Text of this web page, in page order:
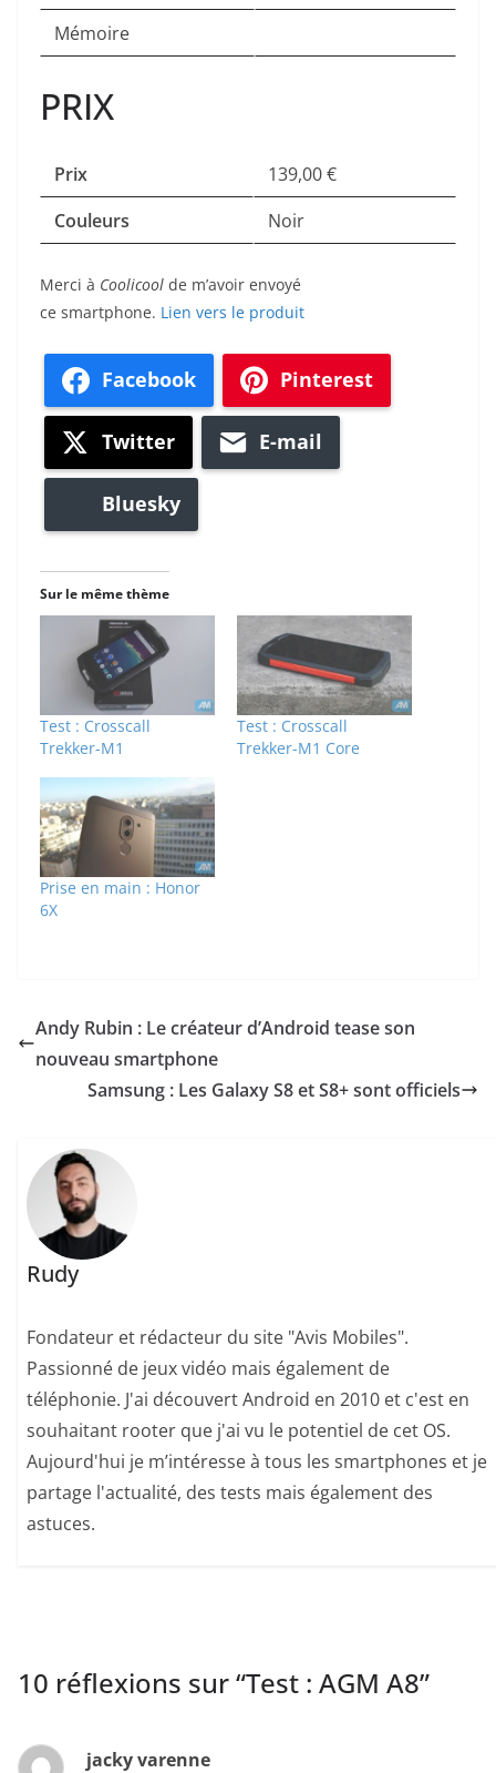
Mémoire
PRIX
Prix
139,00 €
Couleurs
Noir
Merci à Coolicool de m’avoir envoyé
ce smartphone. Lien vers le produit
Facebook Pinterest
Twitter E-mail
Bluesky
Sur le même thème
Test : Crosscall
Trekker-M1
Test : Crosscall
Trekker-M1 Core
Prise en main : Honor
6X
Andy Rubin : Le créateur d’Android tease son
nouveau smartphone
Samsung : Les Galaxy S8 et S8+ sont officiels
Rudy
Fondateur et rédacteur du site "Avis Mobiles".
Passionné de jeux vidéo mais également de
téléphonie. J'ai découvert Android en 2010 et c'est en
souhaitant rooter que j'ai vu le potentiel de cet OS.
Aujourd'hui je m’intéresse à tous les smartphones et je
partage l'actualité, des tests mais également des
astuces.
10 réflexions sur “Test : AGM A8”
jacky varenne